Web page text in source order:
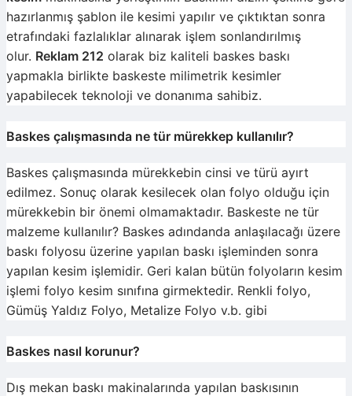
hazırlanmış şablon ile kesimi yapılır ve çıktıktan sonra
etrafındaki fazlalıklar alınarak işlem sonlandırılmış
olur. Reklam 212 olarak biz kaliteli baskes baskı
yapmakla birlikte baskeste milimetrik kesimler
yapabilecek teknoloji ve donanıma sahibiz.
Baskes çalışmasında ne tür mürekkep kullanılır?
Baskes çalışmasında mürekkebin cinsi ve türü ayırt
edilmez. Sonuç olarak kesilecek olan folyo olduğu için
mürekkebin bir önemi olmamaktadır. Baskeste ne tür
malzeme kullanılır? Baskes adındanda anlaşılacağı üzere
baskı folyosu üzerine yapılan baskı işleminden sonra
yapılan kesim işlemidir. Geri kalan bütün folyoların kesim
işlemi folyo kesim sınıfına girmektedir. Renkli folyo,
Gümüş Yaldız Folyo, Metalize Folyo v.b. gibi
Baskes nasıl korunur?
Dış mekan baskı makinalarında yapılan baskısının